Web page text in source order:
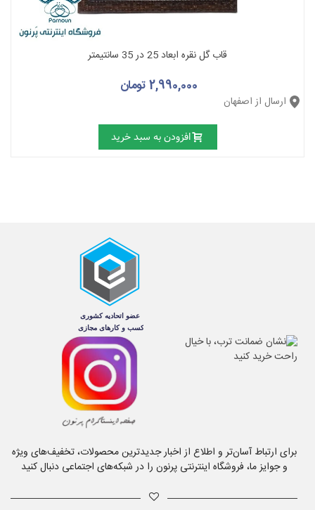
قاب گل نقره ابعاد 25 در 35 سانتیمتر
2,990,000 تومان
ارسال از اصفهان
افزودن به سبد خرید
برای ارتباط آسان‌تر و اطلاع از اخبار جدیدترین محصولات، تخفیف‌های ویژه
و جوایز ما، فروشگاه اینترنتی پرنون را در شبکه‌های اجتماعی دنبال کنید